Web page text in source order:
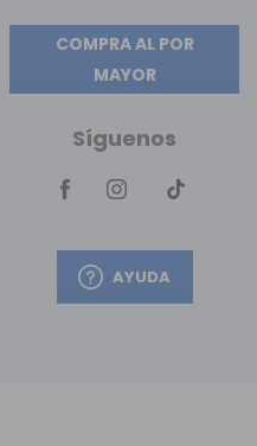
COMPRA AL POR
MAYOR
Síguenos
AYUDA